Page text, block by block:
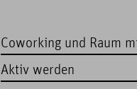
Coworking und Raum
Aktiv werden